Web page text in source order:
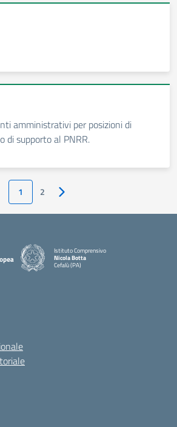
amministrativi per posizioni di
di supporto al PNRR.
1 2 Pagina successiva
Istituto Comprensivo
Nicola Botta
Cefalù (PA)